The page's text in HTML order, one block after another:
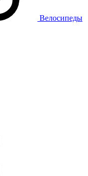
Велосипеды